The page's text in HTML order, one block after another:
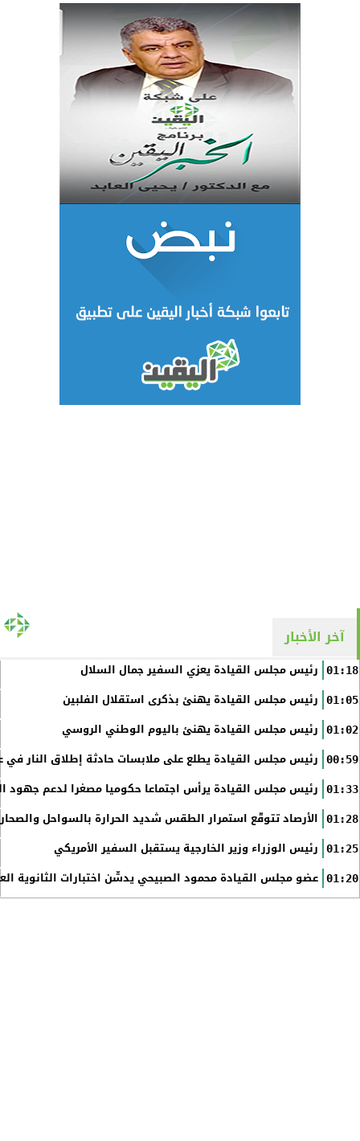
آخر الأخبار
01:18 رئيس مجلس القيادة يعزي السفير جمال السلال
01:05 رئيس مجلس القيادة يهنئ بذكرى استقلال الفلبين
01:02 رئيس مجلس القيادة يهنئ باليوم الوطني الروسي
00:59 رئيس مجلس القيادة يطلع على ملابسات حادثة إطلاق النار في
01:33 رئيس مجلس القيادة يرأس اجتماعا حكوميا مصغرا لدعم جهود
01:28 الأرصاد تتوقّع استمرار الطقس شديد الحرارة بالسواحل
01:25 رئيس الوزراء وزير الخارجية يستقبل السفير الأمريكي
01:20 عضو مجلس القيادة محمود الصبيحي يدشّن اختبارات الثانوية